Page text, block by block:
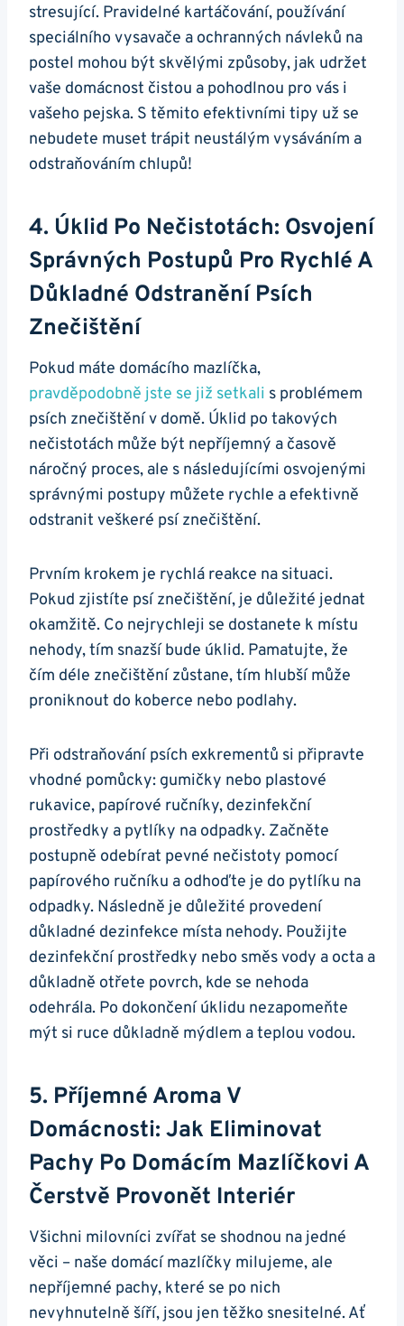
stresující. Pravidelné kartáčování, používání
speciálního vysavače a ochranných návleků na
postel mohou být skvělými způsoby, jak udržet
vaše domácnost čistou a pohodlnou pro vás i
vašeho pejska. S těmito efektivními tipy už se
nebudete muset trápit neustálým vysáváním a
odstraňováním chlupů!
4. Úklid Po Nečistotách: Osvojení
Správných Postupů Pro Rychlé A
Důkladné Odstranění Psích
Znečištění
Pokud máte domácího mazlíčka,
pravděpodobně jste se již setkali s problémem
psích znečištění v domě. Úklid po takových
nečistotách může být nepříjemný a časově
náročný proces, ale s následujícími osvojenými
správnými postupy můžete rychle a efektivně
odstranit veškeré psí znečištění.
Prvním krokem je rychlá reakce na situaci.
Pokud zjistíte psí znečištění, je důležité jednat
okamžitě. Co nejrychleji se dostanete k místu
nehody, tím snazší bude úklid. Pamatujte, že
čím déle znečištění zůstane, tím hlubší může
proniknout do koberce nebo podlahy.
Při odstraňování psích exkrementů si připravte
vhodné pomůcky: gumičky nebo plastové
rukavice, papírové ručníky, dezinfekční
prostředky a pytlíky na odpadky. Začněte
postupně odebírat pevné nečistoty pomocí
papírového ručníku a odhoďte je do pytlíku na
odpadky. Následně je důležité provedení
důkladné dezinfekce místa nehody. Použijte
dezinfekční prostředky nebo směs vody a octa a
důkladně otřete povrch, kde se nehoda
odehrála. Po dokončení úklidu nezapomeňte
mýt si ruce důkladně mýdlem a teplou vodou.
5. Příjemné Aroma V
Domácnosti: Jak Eliminovat
Pachy Po Domácím Mazlíčkovi A
Čerstvě Provonět Interiér
Všichni milovníci zvířat se shodnou na jedné
věci – naše domácí mazlíčky milujeme, ale
nepříjemné pachy, které se po nich
nevyhnutelně šíří, jsou jen těžko snesitelné. Ať